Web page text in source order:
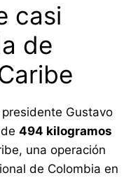
casi
de
Gustavo
494 kilogramos
una operación
de Colombia en